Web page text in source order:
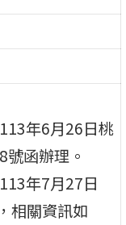
年6月26日桃
函辦理。
年7月27日
相關資訊如